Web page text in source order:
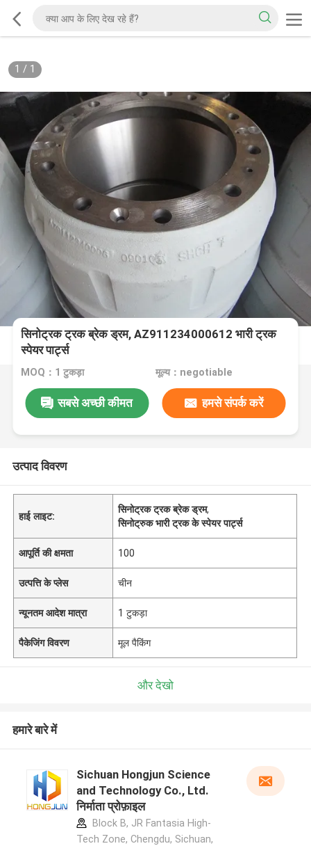
1 / 1
सिनोट्रक ट्रक ब्रेक ड्रम, AZ911234000612 भारी ट्रक
स्पेयर पार्ट्स
MOQ：1 टुकड़ा मूल्य：negotiable
सबसे अच्छी कीमत हमसे संपर्क करें
उत्पाद विवरण
हाई लाइट:
सिनोट्रक ट्रक ब्रेक ड्रम,
सिनोट्रुक भारी ट्रक के स्पेयर पार्ट्स
आपूर्ति की क्षमता 100
उत्पत्ति के प्लेस चीन
न्यूनतम आदेश मात्रा 1 टुकड़ा
पैकेजिंग विवरण मूल पैकिंग
और देखो
हमारे बारे में
Sichuan Hongjun Science
and Technology Co., Ltd.
निर्माता प्रोफ़ाइल
Block B, JR Fantasia High-
Tech Zone, Chengdu, Sichuan,